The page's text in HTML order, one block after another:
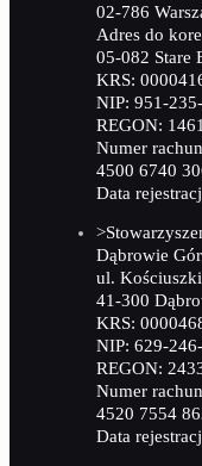
02-786
Adres do
05-082 Stare
KRS:
NIP: 951-
REGON:
Numer
4500 6740
Data
Dąbrowie
ul.
41-300
KRS:
NIP: 629-
REGON:
Numer
4520 7554
Data